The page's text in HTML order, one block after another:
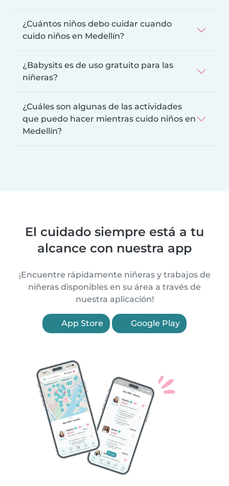
¿Cuántos niños debo cuidar cuando
cuido niños en Medellín?
¿Babysits es de uso gratuito para las
niñeras?
¿Cuáles son algunas de las actividades
que puedo hacer mientras cuido niños en
Medellín?
El cuidado siempre está a tu
alcance con nuestra app
¡Encuentre rápidamente niñeras y trabajos de
niñeras disponibles en su área a través de
nuestra aplicación!
App Store Google Play